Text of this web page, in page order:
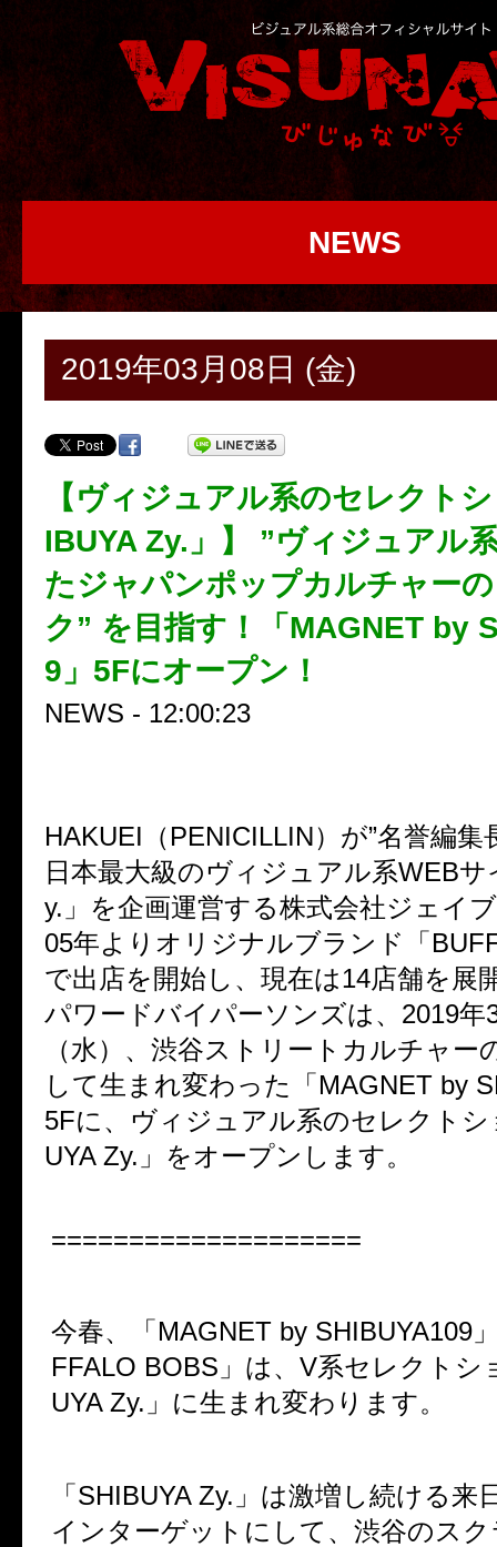
NEWS
2019年03月08日 (金)
【ヴィジュアル系のセレクト
IBUYA Zy.」】 ”ヴィジュアル
たジャパンポップカルチャー
ク” を目指す！「MAGNET by
9」5Fにオープン！
NEWS - 12:00:23
HAKUEI（PENICILLIN）が”名誉編集
日本最大級のヴィジュアル系WEBサ
y.」を企画運営する株式会社ジェイ
05年よりオリジナルブランド「
で出店を開始し、現在は14店舗を展
パワードバイパーソンズは、2019年
（水）、渋谷ストリートカルチャー
して生まれ変わった「MAGNET by
5Fに、ヴィジュアル系のセレクト
UYA Zy.」をオープンします。
====================
今春、「MAGNET by SHIBUYA109
FFALO BOBS」は、V系セレクトシ
UYA Zy.」に生まれ変わります。
「SHIBUYA Zy.」は激増し続ける来
インターゲットにして、渋谷のス